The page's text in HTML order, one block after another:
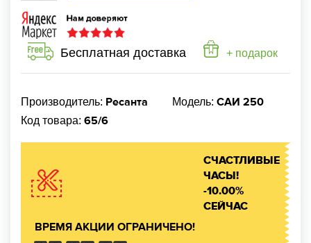
Бесплатная доставка + подарок
Производитель: Ресанта Модель: САИ 250
Код товара: 65/6
СЧАСТЛИВЫЕ
ЧАСЫ!
-10.00%
СЕЙЧАС
ВРЕМЯ АКЦИИ ОГРАНИЧЕНО!